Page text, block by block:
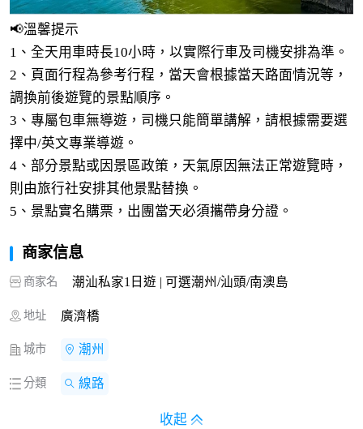
📢溫馨提示
1、全天用車時長10小時，以實際行車及司機安排為準。
2、頁面行程為參考行程，當天會根據當天路面情況等，
調換前後遊覽的景點順序。
3、專屬包車無導遊，司機只能簡單講解，請根據需要選
擇中/英文專業導遊。
4、部分景點或因景區政策，天氣原因無法正常遊覽時，
則由旅行社安排其他景點替換。
5、景點實名購票，出團當天必須攜帶身分證。
商家信息
商家名 潮汕私家1日遊 | 可選潮州/汕頭/南澳島
地址 廣濟橋
城市 潮州
分類 線路
收起